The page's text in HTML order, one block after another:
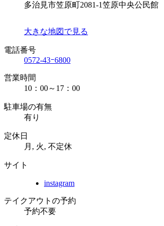
多治見市笠原町2081-1笠原中央公民館
大きな地図で見る
電話番号
0572-43ｰ6800
営業時間
10：00～17：00
駐車場の有無
有り
定休日
月, 火, 不定休
サイト
instagram
テイクアウトの予約
予約不要